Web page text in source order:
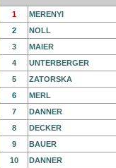
1
MERENYI
2
NOLL
3
MAIER
4
UNTERBERGER
5
ZATORSKA
6
MERL
7
DANNER
8
DECKER
9
BAUER
10
DANNER